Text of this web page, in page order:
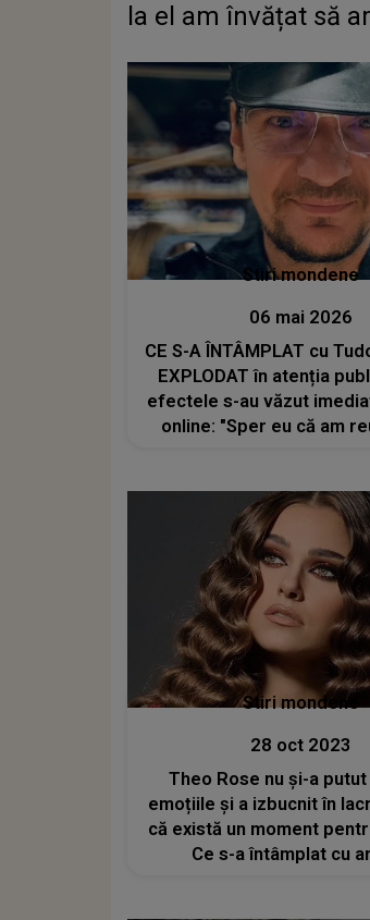
la el am învățat să
Stiri mondene
06 mai 2026
CE S-A ÎNTÂMPLAT cu
EXPLODAT în atenția
efectele s-au văzut
online: "Sper eu că am
Stiri mondene
28 oct 2023
Theo Rose nu și-a
emoțiile și a izbucnit în
că există un moment
Ce s-a întâmplat cu